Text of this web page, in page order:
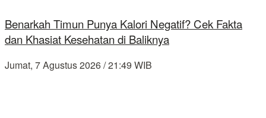
Benarkah Timun Punya Kalori Negatif? Cek Fakta
dan Khasiat Kesehatan di Baliknya
Jumat, 7 Agustus 2026 / 21:49 WIB